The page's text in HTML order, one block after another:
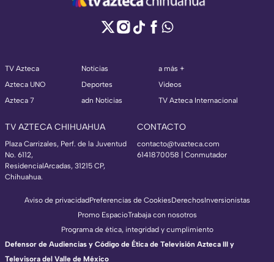
TV Azteca
Azteca UNO
Azteca 7
Noticias
Deportes
adn Noticias
a más +
Videos
TV Azteca Internacional
TV AZTECA CHIHUAHUA
Plaza Carrizales, Perf. de la Juventud
No. 6112,
ResidencialArcadas, 31215 CP,
Chihuahua.
CONTACTO
contacto@tvazteca.com
6141870058 | Conmutador
Aviso de privacidadPreferencias de CookiesDerechosInversionistas
Promo EspacioTrabaja con nosotros
Programa de ética, integridad y cumplimiento
Defensor de Audiencias y Código de Ética de Televisión Azteca III y
Televisora del Valle de México